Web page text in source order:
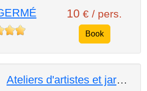
10 € / pers.
Book
Ateliers d'artistes et jardins secrets de Montparnasse